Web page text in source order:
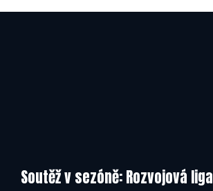
Deers Rychnov nad Kněžnou
Soutěž v sezóně: Rozvojová liga